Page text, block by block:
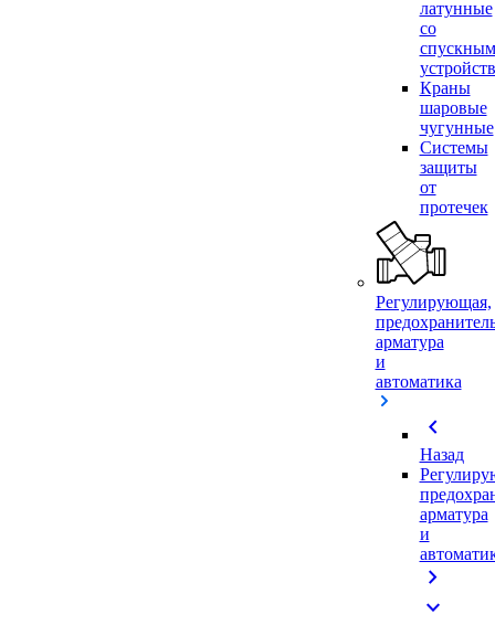
латунные
со
спускным
Краны
шаровые
чугунные
Системы
защиты
от
протечек
Регулирующая,
арматура
и
автоматика
chevron_left
Назад
арматура
и
chevron_right
expand_more